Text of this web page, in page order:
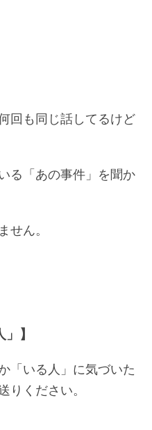
回も同じ話してるけど
る「あの事件」を聞か
せん。
】
「いる人」に気づいた
りください。